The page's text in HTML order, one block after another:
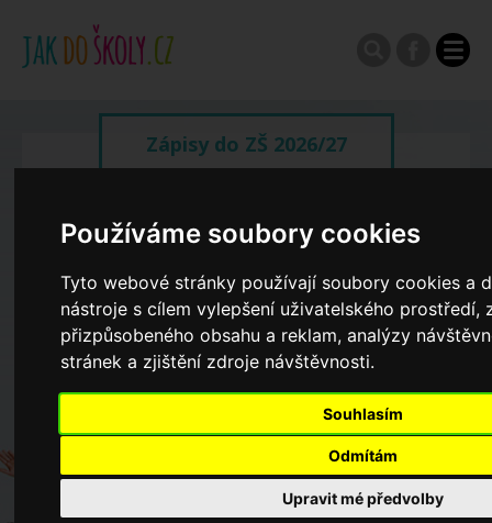
Používáme soubory cookies
Tyto webové stránky používají soubory cookies a
nástroje s cílem vylepšení uživatelského prostředí,
přizpůsobeného obsahu a reklam, analýzy
stránek a zjištění zdroje návštěvnosti.
Souhlasím
Odmítám
Upravit mé předvolby
Zápisy do ZŠ 2026/27
Spádové oblasti ZŠ
Koncepce školství
Dny otevřených dveří ZŠ
Když potřebujete pomoci